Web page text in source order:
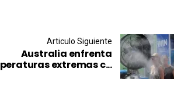
Articulo Siguiente
Australia enfrenta
extremas c...